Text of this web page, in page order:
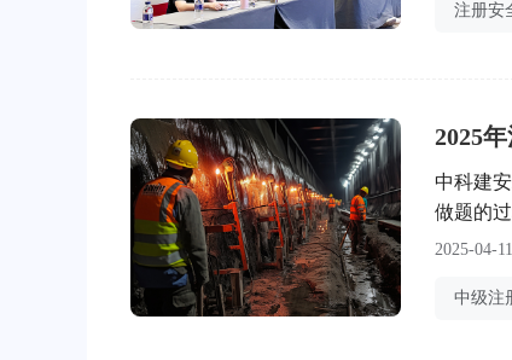
求，不
2025
中科建
做题的
程师证
力查看
2025-04-11